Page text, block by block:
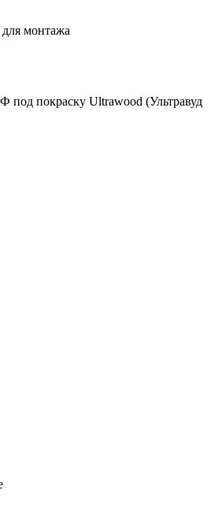
монтажа
под покраску Ultrawood (Ультравуд